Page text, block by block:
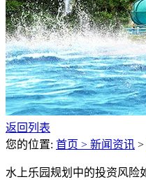
返回列表
您的位置: 首页 > 新闻资讯 >
水上乐园规划中的投资风险